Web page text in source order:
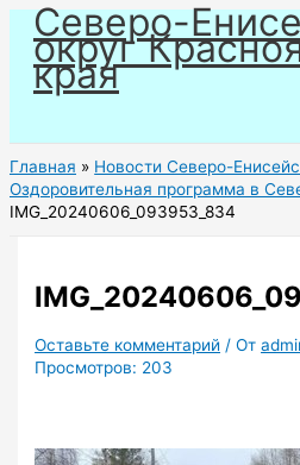
Перейти
содержимому
Северо-
округ
края
Главная
Новости Северо-
Оздоровительная программа в
IMG_20240606_093953_834
Оставьте комментарий / От
Просмотров: 203